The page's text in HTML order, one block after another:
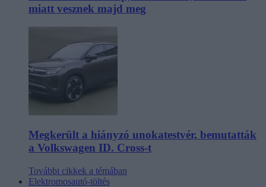
miatt vesznek majd meg
Megkerült a hiányzó unokatestvér, bemutatták
a Volkswagen ID. Cross-t
További cikkek a témában
Elektromosautó-töltés